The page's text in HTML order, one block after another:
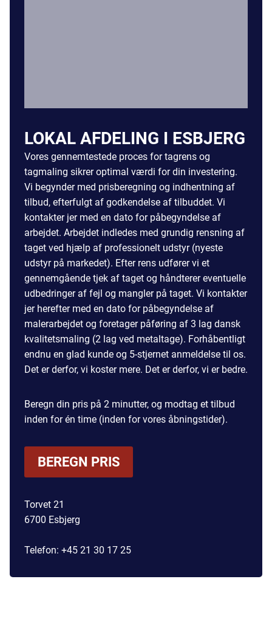
LOKAL AFDELING I ESBJERG
Vores gennemtestede proces for tagrens og
tagmaling sikrer optimal værdi for din investering.
Vi begynder med prisberegning og indhentning af
tilbud, efterfulgt af godkendelse af tilbuddet. Vi
kontakter jer med en dato for påbegyndelse af
arbejdet. Arbejdet indledes med grundig rensning af
taget ved hjælp af professionelt udstyr (nyeste
udstyr på markedet). Efter rens udfører vi et
gennemgående tjek af taget og håndterer eventuelle
udbedringer af fejl og mangler på taget. Vi kontakter
jer herefter med en dato for påbegyndelse af
malerarbejdet og foretager påføring af 3 lag dansk
kvalitetsmaling (2 lag ved metaltage). Forhåbentligt
endnu en glad kunde og 5-stjernet anmeldelse til os.
Det er derfor, vi koster mere. Det er derfor, vi er bedre.
Beregn din pris på 2 minutter, og modtag et tilbud
inden for én time (inden for vores åbningstider).
BEREGN PRIS
Torvet 21
6700 Esbjerg
Telefon: +45 21 30 17 25